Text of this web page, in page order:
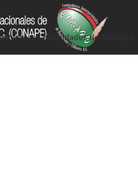
en Comunidades de Almoloya